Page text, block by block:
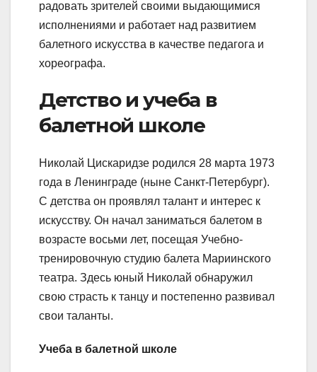
радовать зрителей своими выдающимися
исполнениями и работает над развитием
балетного искусства в качестве педагога и
хореографа.
Детство и учеба в
балетной школе
Николай Цискаридзе родился 28 марта 1973
года в Ленинграде (ныне Санкт-Петербург).
С детства он проявлял талант и интерес к
искусству. Он начал заниматься балетом в
возрасте восьми лет, посещая Учебно-
тренировочную студию балета Мариинского
театра. Здесь юный Николай обнаружил
свою страсть к танцу и постепенно развивал
свои таланты.
Учеба в балетной школе